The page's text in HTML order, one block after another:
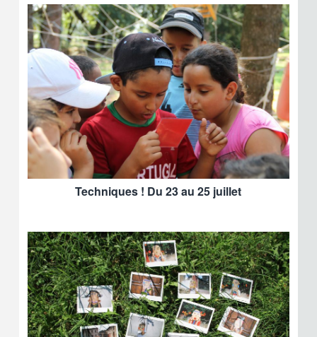
Techniques ! Du 23 au 25 juillet